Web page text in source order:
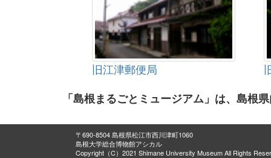
旧江津郵便局
「島根まるごとミュージアム」は、島根
〒690-8504 島根県松江市西川津町1060
島根大学総合博物館アシカル
Copyright（C）2021 Shimane University Museum All Rights